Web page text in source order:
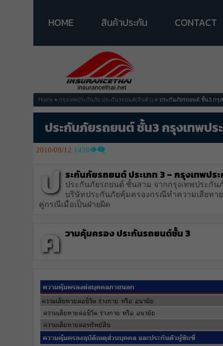
HOME สินค้าประกัน CONTACT
Home » กรุงเทพประกันภัย ประกันรถยนต์(สินค้า) » ประกันภัยรถยนต์ ชั้น3 กรุ
ประกันภัยรถยนต์ ชั้น3 กรุงเทพปร
2010/09/12 1430👁️‍🗨️
ป ระกันภัยรถยนต์ ประเภท 3 – กรุงเทพปร
ประกันภัยรถยนต์ ชั้นสาม จากกรุงเทพประกัน
บริษัทประกันภัยคุ้มครองกรณีทำความเสียหา
คู่กรณีเมื่อเป็นฝ่ายผิด
ค วามคุ้มครอง ประกันรถยนต์ชั้น 3